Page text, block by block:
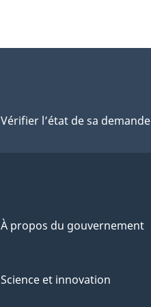
Vérifier l’état de sa demande
À propos du gouvernement
Science et innovation